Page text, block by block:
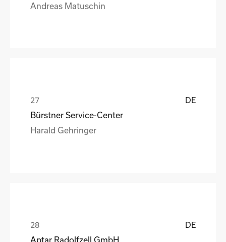
Andreas Matuschin
DE
Bürstner Service-Center
Harald Gehringer
DE
Aptar Radolfzell GmbH